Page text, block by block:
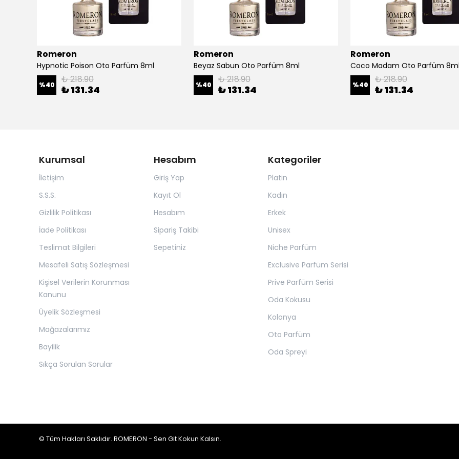
Romeron
Hypnotic Poison Oto Parfüm 8ml
%40 ₺ 218.90
₺ 131.34
Romeron
Beyaz Sabun Oto Parfüm 8ml
%40 ₺ 218.90
₺ 131.34
Romeron
Coco Madam Oto Parfüm 8ml
%40 ₺ 218.90
₺ 131.34
Kurumsal
İletişim
S.S.S.
Gizlilik Politikası
İade Politikası
Teslimat Bilgileri
Mesafeli Satış Sözleşmesi
Kişisel Verilerin Korunması
Kanunu
Üyelik Sözleşmesi
Mağazalarımız
Bayilik
Sıkça Sorulan Sorular
Hesabım
Giriş Yap
Kayıt Ol
Hesabım
Sipariş Takibi
Sepetiniz
Kategoriler
Platin
Kadın
Erkek
Unisex
Niche Parfüm
Exclusive Parfüm Serisi
Prive Parfüm Serisi
Oda Kokusu
Kolonya
Oto Parfüm
Oda Spreyi
© Tüm Hakları Saklıdır. ROMERON - Sen Git Kokun Kalsın.